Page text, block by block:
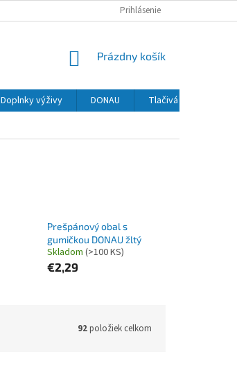
Prihlásenie
NÁKUPNÝ
Prázdny košík
Doplnky výživy DONAU Tlačivá
Prešpánový obal s
gumičkou DONAU žltý
Skladom (>100 KS)
€2,29
92položiek celkom